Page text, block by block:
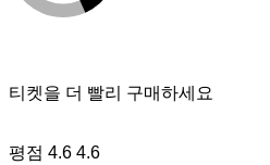
티켓을 더 빨리 구매하세요
평점 4.6 4.6